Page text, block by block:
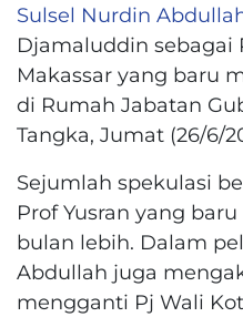
Sulsel Nurdin
Djamaluddin sebagai
Makassar yang baru
di Rumah Jabatan
Tangka, Jumat (26/6/
Sejumlah spekulasi
Prof Yusran yang
bulan lebih. Dalam
Abdullah juga
mengganti Pj Wali